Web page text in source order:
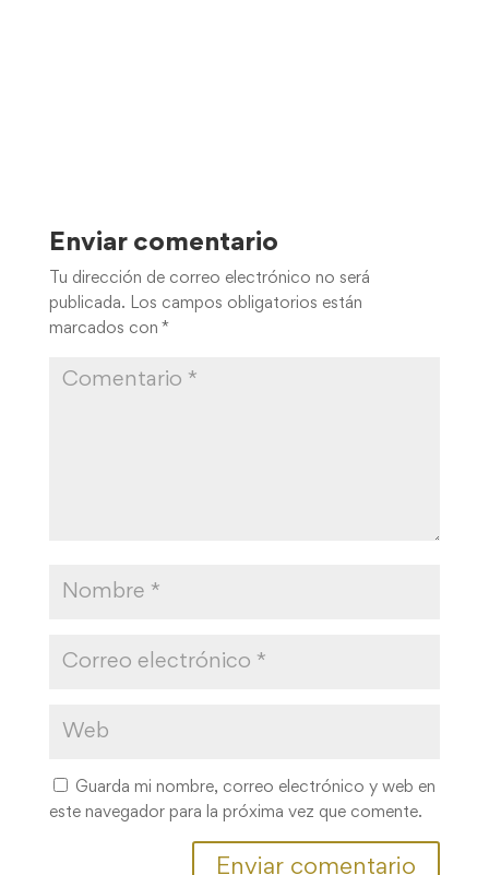
Enviar comentario
Tu dirección de correo electrónico no será
publicada. Los campos obligatorios están
marcados con *
Guarda mi nombre, correo electrónico y web en
este navegador para la próxima vez que comente.